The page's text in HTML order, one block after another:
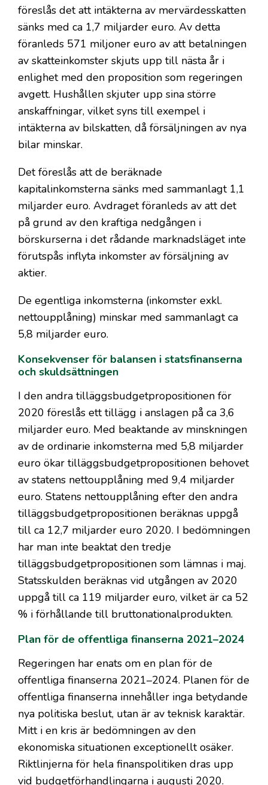
föreslås det att intäkterna av mervärdesskatten
sänks med ca 1,7 miljarder euro. Av detta
föranleds 571 miljoner euro av att betalningen
av skatteinkomster skjuts upp till nästa år i
enlighet med den proposition som regeringen
avgett. Hushållen skjuter upp sina större
anskaffningar, vilket syns till exempel i
intäkterna av bilskatten, då försäljningen av nya
bilar minskar.
Det föreslås att de beräknade
kapitalinkomsterna sänks med sammanlagt 1,1
miljarder euro. Avdraget föranleds av att det
på grund av den kraftiga nedgången i
börskurserna i det rådande marknadsläget inte
förutspås inflyta inkomster av försäljning av
aktier.
De egentliga inkomsterna (inkomster exkl.
nettoupplåning) minskar med sammanlagt ca
5,8 miljarder euro.
Konsekvenser för balansen i statsfinanserna
och skuldsättningen
I den andra tilläggsbudgetpropositionen för
2020 föreslås ett tillägg i anslagen på ca 3,6
miljarder euro. Med beaktande av minskningen
av de ordinarie inkomsterna med 5,8 miljarder
euro ökar tilläggsbudgetpropositionen behovet
av statens nettoupplåning med 9,4 miljarder
euro. Statens nettoupplåning efter den andra
tilläggsbudgetpropositionen beräknas uppgå
till ca 12,7 miljarder euro 2020. I bedömningen
har man inte beaktat den tredje
tilläggsbudgetpropositionen som lämnas i maj.
Statsskulden beräknas vid utgången av 2020
uppgå till ca 119 miljarder euro, vilket är ca 52
% i förhållande till bruttonationalprodukten.
Plan för de offentliga finanserna 2021–2024
Regeringen har enats om en plan för de
offentliga finanserna 2021–2024. Planen för de
offentliga finanserna innehåller inga betydande
nya politiska beslut, utan är av teknisk karaktär.
Mitt i en kris är bedömningen av den
ekonomiska situationen exceptionellt osäker.
Riktlinjerna för hela finanspolitiken dras upp
vid budgetförhandlingarna i augusti 2020.